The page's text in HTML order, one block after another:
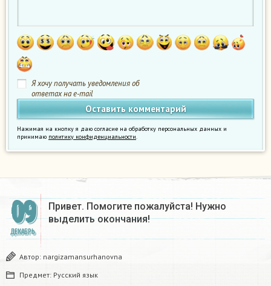
Я хочу получать уведомления об
ответах на e-mail
Нажимая на кнопку я даю согласие на обработку персональных данных и
принимаю политику конфиденциальности.
09
ДЕКАБРЬ
Привет. Помогите пожалуйста! Нужно
выделить окончания!
Автор: nargizamansurhanovna
Предмет: Русский язык